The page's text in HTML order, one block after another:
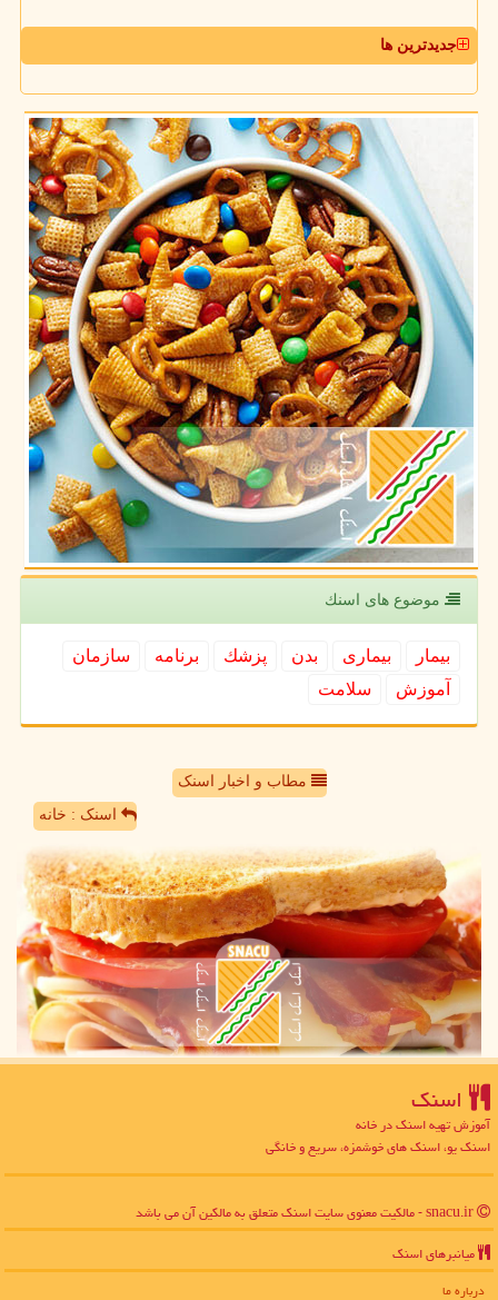
جدیدترین ها
موضوع های اسنك
بیمار بیماری بدن پزشك برنامه
سازمان
آموزش
سلامت
مطاب و اخبار اسنک
اسنک : خانه
اسنك
آموزش تهیه اسنک در خانه
اسنک یو، اسنک های خوشمزه، سریع و خانگی
میانبرهای اسنك
درباره ما